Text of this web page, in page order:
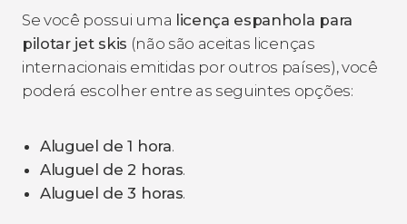
Se você possui uma licença espanhola para
pilotar jet skis (não são aceitas licenças
internacionais emitidas por outros países), você
poderá escolher entre as seguintes opções:
Aluguel de 1 hora.
Aluguel de 2 horas.
Aluguel de 3 horas.